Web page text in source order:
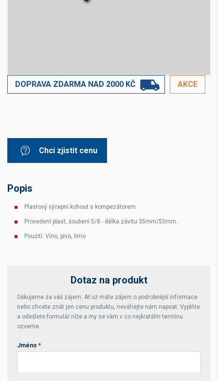
DOPRAVA ZDARMA NAD 2000 KČ AKCE
Chci zjistit cenu
Popis
Plastový výčepní kohout s kompezátorem.
Provedení plast, šoubení 5/8 - délka závitu 35mm/55mm.
Použití: Víno, pivo, limo
Dotaz na produkt
Děkujeme za váš zájem. Ať už máte zájem o podrobnější informace
nebo chcete znát jen cenu produktu, neváhejte nám napsat. Vyplňte
a odešlete formulář níže a my se vám v co nejkratším termínu
ozveme.
Jméno *